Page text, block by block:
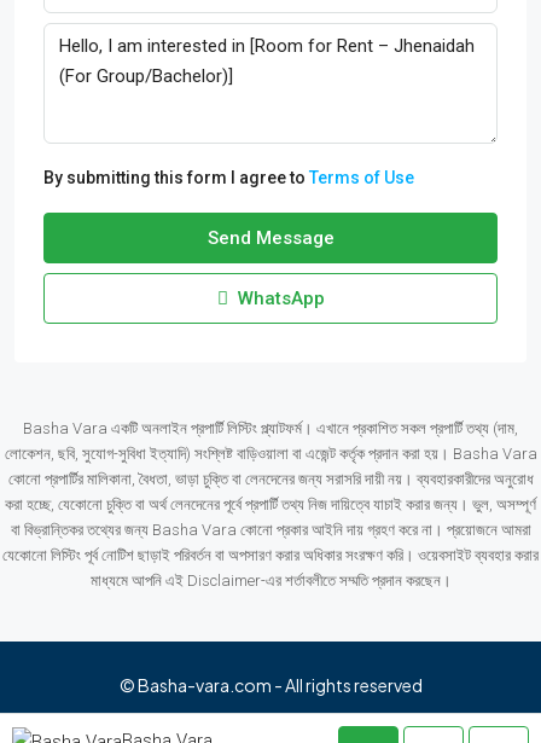
By submitting this form I agree toTerms of Use
Send Message
WhatsApp
Basha Vara একটি অনলাইন প্রপার্টি লিস্টিং প্ল্যাটফর্ম। এখানে প্রকাশিত সকল প্রপার্টি তথ্য (দাম,
লোকেশন, ছবি, সুযোগ-সুবিধা ইত্যাদি) সংশ্লিষ্ট বাড়িওয়ালা বা এজেন্ট কর্তৃক প্রদান করা হয়। Basha Vara
কোনো প্রপার্টির মালিকানা, বৈধতা, ভাড়া চুক্তি বা লেনদেনের জন্য সরাসরি দায়ী নয়। ব্যবহারকারীদের অনুরোধ
করা হচ্ছে, যেকোনো চুক্তি বা অর্থ লেনদেনের পূর্বে প্রপার্টি তথ্য নিজ দায়িত্বে যাচাই করার জন্য। ভুল, অসম্পূর্ণ
বা বিভ্রান্তিকর তথ্যের জন্য Basha Vara কোনো প্রকার আইনি দায় গ্রহণ করে না। প্রয়োজনে আমরা
যেকোনো লিস্টিং পূর্ব নোটিশ ছাড়াই পরিবর্তন বা অপসারণ করার অধিকার সংরক্ষণ করি। ওয়েবসাইট ব্যবহার করার
মাধ্যমে আপনি এই Disclaimer-এর শর্তাবলীতে সম্মতি প্রদান করছেন।
© Basha-vara.com - All rights reserved